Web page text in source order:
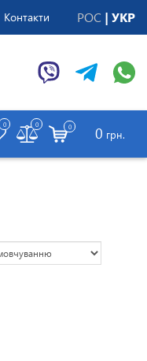
Контакти РОС УКР
0 0 0 0 грн.